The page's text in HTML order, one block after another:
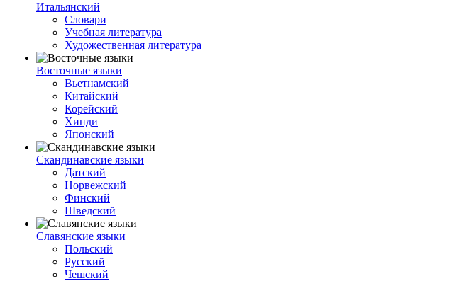
Итальянский
Словари
Учебная литература
Художественная литература
Восточные языки
Вьетнамский
Китайский
Корейский
Хинди
Японский
Скандинавские языки
Датский
Норвежский
Финский
Шведский
Славянские языки
Польский
Русский
Чешский